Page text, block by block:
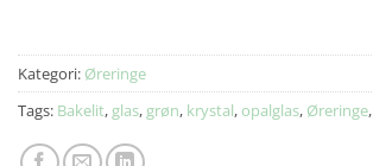
Kategori: Øreringe
Tags: Bakelit, glas, grøn, krystal, opalglas, Øreringe,